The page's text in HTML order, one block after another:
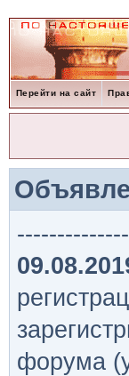
Перейти на сайт
форума